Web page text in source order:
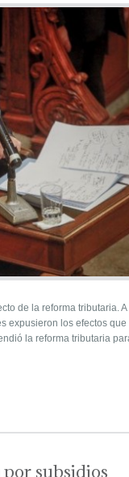
de la reforma tributaria. A
expusieron los efectos que
la reforma tributaria
subsidios